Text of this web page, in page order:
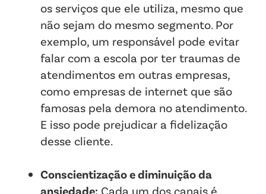
os serviços que ele utiliza, mesmo que
não sejam do mesmo segmento. Por
exemplo, um responsável pode evitar
falar com a escola por ter traumas de
atendimentos em outras empresas,
como empresas de internet que são
famosas pela demora no atendimento.
E isso pode prejudicar a fidelização
desse cliente.
Conscientização e diminuição da
ansiedade: Cada um dos canais é